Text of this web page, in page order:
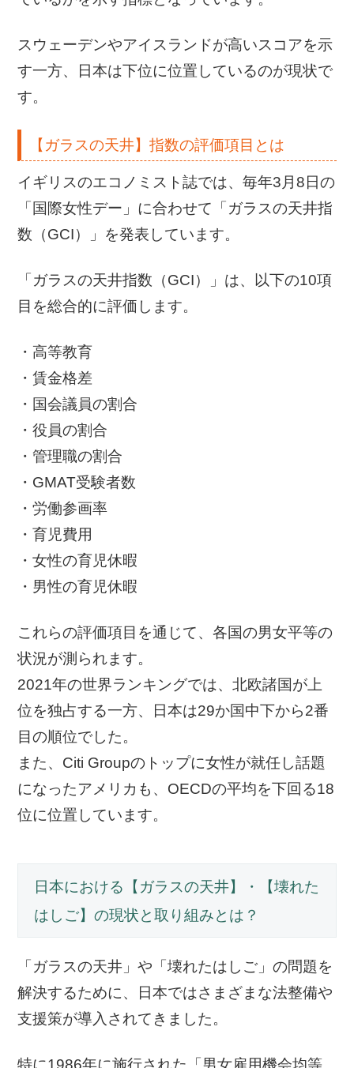
スウェーデンやアイスランドが高いスコアを示
す一方、日本は下位に位置しているのが現状で
す。
【ガラスの天井】指数の評価項目とは
イギリスのエコノミスト誌では、毎年3月8日の
「国際女性デー」に合わせて「ガラスの天井指
数（GCI）」を発表しています。
「ガラスの天井指数（GCI）」は、以下の10項
目を総合的に評価します。
・高等教育
・賃金格差
・国会議員の割合
・役員の割合
・管理職の割合
・GMAT受験者数
・労働参画率
・育児費用
・女性の育児休暇
・男性の育児休暇
これらの評価項目を通じて、各国の男女平等の
状況が測られます。
2021年の世界ランキングでは、北欧諸国が上
位を独占する一方、日本は29か国中下から2番
目の順位でした。
また、Citi Groupのトップに女性が就任し話題
になったアメリカも、OECDの平均を下回る18
位に位置しています。
日本における【ガラスの天井】・【壊れた
はしご】の現状と取り組みとは？
「ガラスの天井」や「壊れたはしご」の問題を
解決するために、日本ではさまざまな法整備や
支援策が導入されてきました。
特に1986年に施行された「男女雇用機会均等